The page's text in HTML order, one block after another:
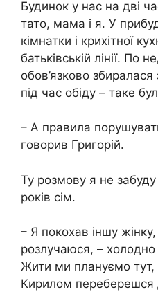
Будинок у нас на дві
тато, мама і я. У
кімнатки і крихітної
батьківській лінії. По
обов’язково
під час обіду – таке
– А правила
говорив Григорій.
Ту розмову я не забуду
років сім.
– Я покохав іншу
розлучаюся, – холодно
Жити ми плануємо тут,
Кирилом переберешся